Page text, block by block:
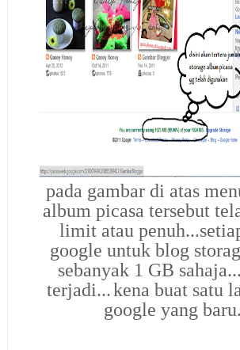
pada gambar di atas
album picasa tersebut
limit atau
google untuk blog
sebanyak 1 GB
terjadi...kena buat satu
google yang